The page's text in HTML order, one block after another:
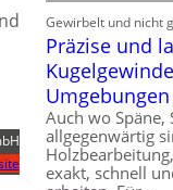
b
e
i
m
D
r
ü
c
u
g
l
g
e
w
i
n
Gewirbelt und nicht
Präzise und
Umgebungen
Auch wo Späne,
allgegenwärtig
exakt, schnell